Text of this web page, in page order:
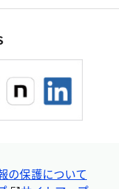
の保護について